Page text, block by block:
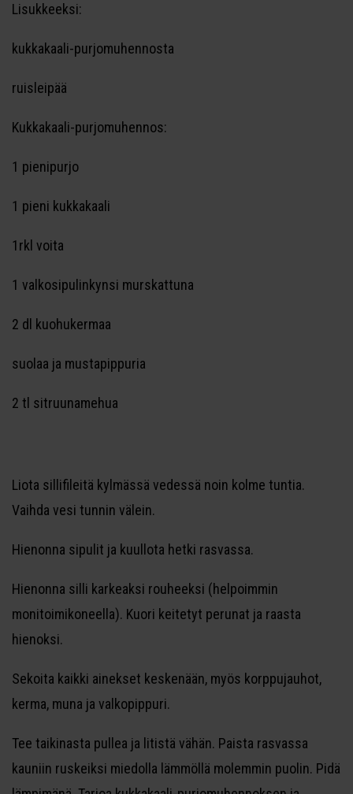
Lisukkeeksi:
kukkakaali-purjomuhennosta
ruisleipää
Kukkakaali-purjomuhennos:
1 pienipurjo
1 pieni kukkakaali
1rkl voita
1 valkosipulinkynsi murskattuna
2 dl kuohukermaa
suolaa ja mustapippuria
2 tl sitruunamehua
Liota sillifileitä kylmässä vedessä noin kolme tuntia.
Vaihda vesi tunnin välein.
Hienonna sipulit ja kuullota hetki rasvassa.
Hienonna silli karkeaksi rouheeksi (helpoimmin
monitoimikoneella). Kuori keitetyt perunat ja raasta
hienoksi.
Sekoita kaikki ainekset keskenään, myös korppujauhot,
kerma, muna ja valkopippuri.
Tee taikinasta pullea ja litistä vähän. Paista rasvassa
kauniin ruskeiksi miedolla lämmöllä molemmin puolin. Pidä